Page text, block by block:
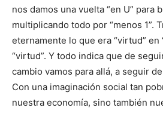
nos damos una vuelta “en U” para
multiplicando todo por “menos 1”.
eternamente lo que era “virtud” en
“virtud”. Y todo indica que de
cambio vamos para allá, a seguir
Con una imaginación social tan
nuestra economía, sino también